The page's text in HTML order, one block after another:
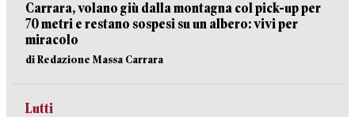
Carrara, volano giù dalla montagna col pick-up per
70 metri e restano sospesi su un albero: vivi per
miracolo
di Redazione Massa Carrara
Lutti